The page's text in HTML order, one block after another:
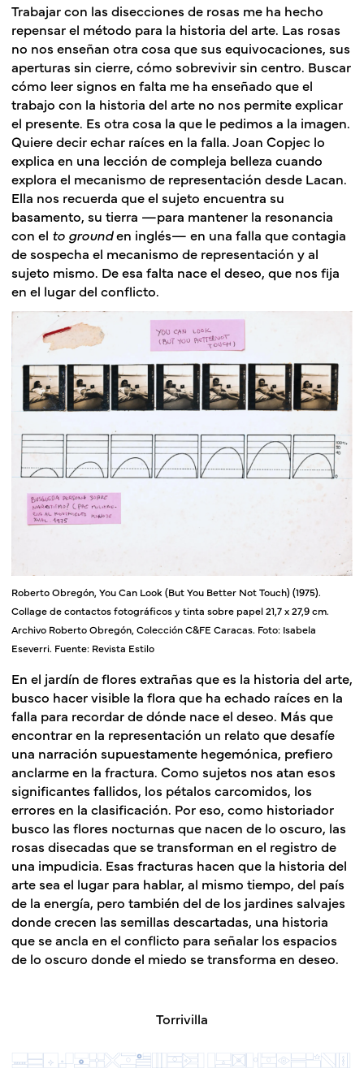
Trabajar con las disecciones de rosas me ha hecho
repensar el método para la historia del arte. Las rosas
no nos enseñan otra cosa que sus equivocaciones, sus
aperturas sin cierre, cómo sobrevivir sin centro. Buscar
cómo leer signos en falta me ha enseñado que el
trabajo con la historia del arte no nos permite explicar
el presente. Es otra cosa la que le pedimos a la imagen.
Quiere decir echar raíces en la falla. Joan Copjec lo
explica en una lección de compleja belleza cuando
explora el mecanismo de representación desde Lacan.
Ella nos recuerda que el sujeto encuentra su
basamento, su tierra —para mantener la resonancia
con el to grounden inglés— en una falla que contagia
de sospecha el mecanismo de representación y al
sujeto mismo. De esa falta nace el deseo, que nos fija
en el lugar del conflicto.
Roberto Obregón, You Can Look (But You Better Not Touch) (1975).
Collage de contactos fotográficos y tinta sobre papel 21,7 x 27,9 cm.
Archivo Roberto Obregón, Colección C&FE Caracas. Foto: Isabela
Eseverri. Fuente: Revista Estilo
En el jardín de flores extrañas que es la historia del arte,
busco hacer visible la flora que ha echado raíces en la
falla para recordar de dónde nace el deseo. Más que
encontrar en la representación un relato que desafíe
una narración supuestamente hegemónica, prefiero
anclarme en la fractura. Como sujetos nos atan esos
significantes fallidos, los pétalos carcomidos, los
errores en la clasificación. Por eso, como historiador
busco las flores nocturnas que nacen de lo oscuro, las
rosas disecadas que se transforman en el registro de
una impudicia. Esas fracturas hacen que la historia del
arte sea el lugar para hablar, al mismo tiempo, del país
de la energía, pero también del de los jardines salvajes
donde crecen las semillas descartadas, una historia
que se ancla en el conflicto para señalar los espacios
de lo oscuro donde el miedo se transforma en deseo.
Torrivilla